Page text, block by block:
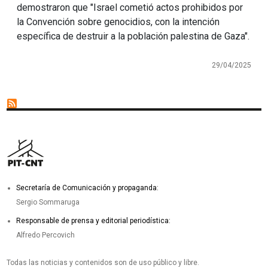
demostraron que "Israel cometió actos prohibidos por
la Convención sobre genocidios, con la intención
específica de destruir a la población palestina de Gaza".
29/04/2025
Secretaría de Comunicación y propaganda:
Sergio Sommaruga
Responsable de prensa y editorial periodística:
Alfredo Percovich
Todas las noticias y contenidos son de uso público y libre.